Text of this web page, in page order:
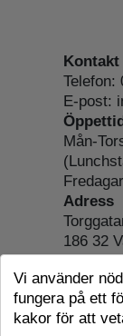
Kontakt
Telefon:
E-post:
Mån-
Adress
186 32
Org.nr:
Om
Vi använder
fungera på ett
kakor för att